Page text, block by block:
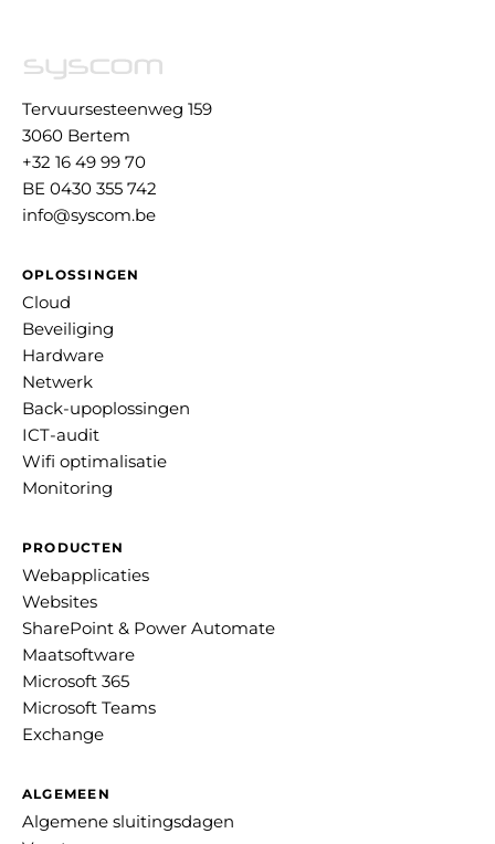
Tervuursesteenweg 159
3060 Bertem
+32 16 49 99 70
BE 0430 355 742
info@syscom.be
OPLOSSINGEN
Cloud
Beveiliging
Hardware
Netwerk
Back-upoplossingen
ICT-audit
Wifi optimalisatie
Monitoring
PRODUCTEN
Webapplicaties
Websites
SharePoint & Power Automate
Maatsoftware
Microsoft 365
Microsoft Teams
Exchange
ALGEMEEN
Algemene sluitingsdagen